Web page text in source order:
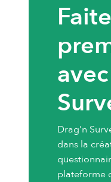
Drag’n
dans la
plateforme